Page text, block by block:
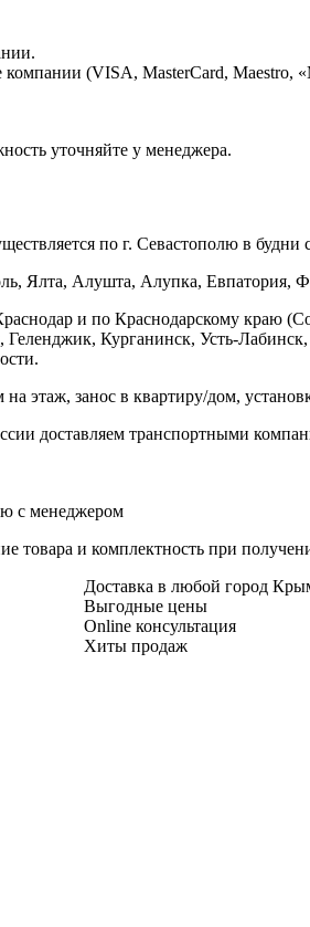
компании (VISA, MasterCard, Maestro,
уточняйте у менеджера.
по г. Севастополю в будни
Ялта, Алушта, Алупка, Евпатория,
и по Краснодарскому
Геленджик, Курганинск, Усть-
этаж, занос в квартиру/дом,
доставляем транспортными
с менеджером
товара и комплектность при
Доставка в любой город
Выгодные цены
Online консультация
Хиты продаж